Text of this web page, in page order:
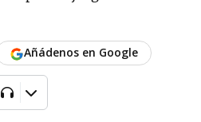
Añádenos en Google